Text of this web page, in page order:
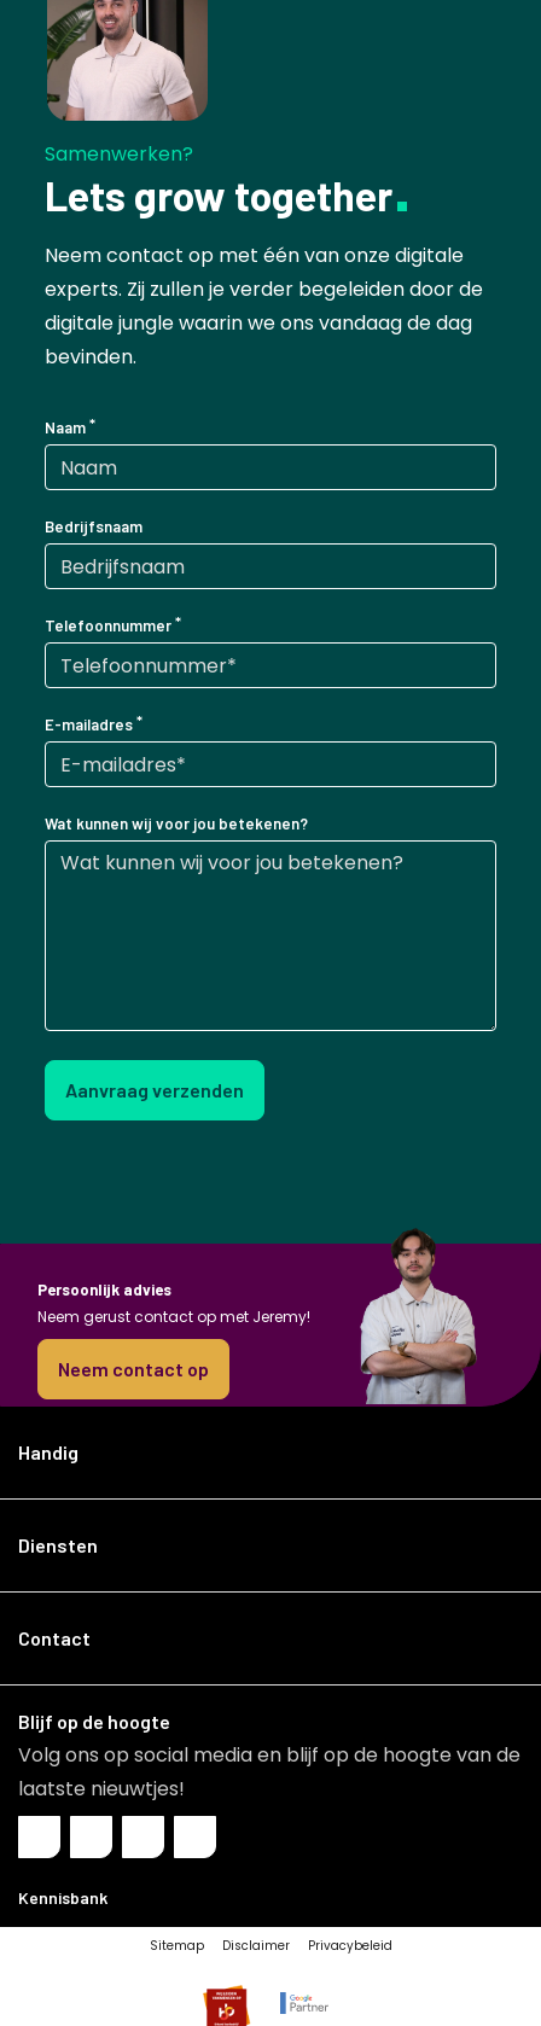
Samenwerken?
Lets grow together
Neem contact op met één van onze digitale
experts. Zij zullen je verder begeleiden door de
digitale jungle waarin we ons vandaag de dag
bevinden.
Naam
Bedrijfsnaam
Telefoonnummer
E-mailadres
Wat kunnen wij voor jou betekenen?
Aanvraag verzenden
Persoonlijk advies
Neem gerust contact op met Jeremy!
Neem contact op
Handig
Diensten
Contact
Blijf op de hoogte
Volg ons op social media en blijf op de hoogte van de
laatste nieuwtjes!
Kennisbank
Sitemap Disclaimer Privacybeleid